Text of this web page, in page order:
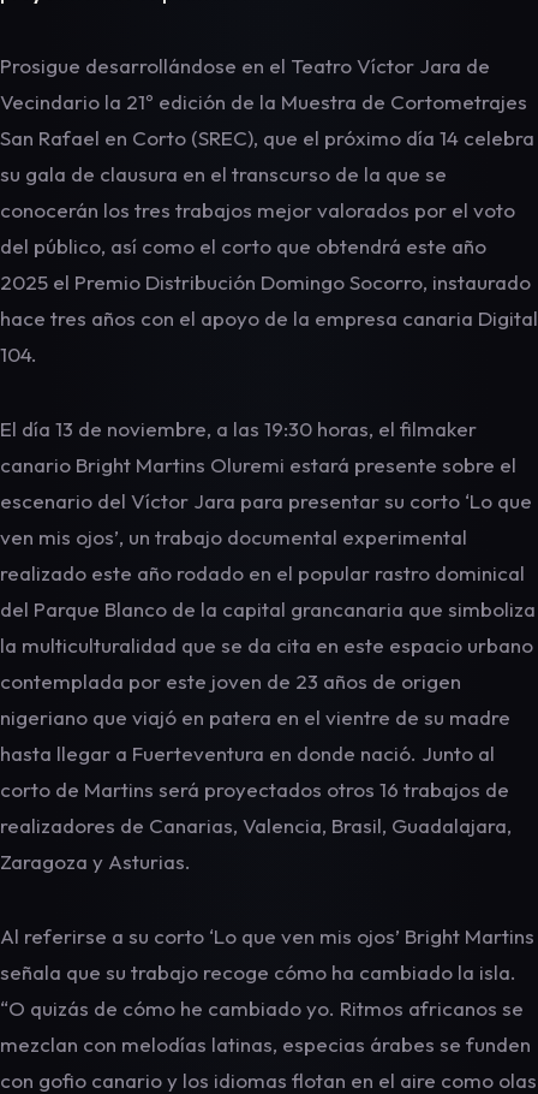
Prosigue desarrollándose en el Teatro Víctor Jara de
Vecindario la 21º edición de la Muestra de Cortometrajes
San Rafael en Corto (SREC), que el próximo día 14 celebra
su gala de clausura en el transcurso de la que se
conocerán los tres trabajos mejor valorados por el voto
del público, así como el corto que obtendrá este año
2025 el Premio Distribución Domingo Socorro, instaurado
hace tres años con el apoyo de la empresa canaria Digital
104.
El día 13 de noviembre, a las 19:30 horas, el filmaker
canario Bright Martins Oluremi estará presente sobre el
escenario del Víctor Jara para presentar su corto ‘Lo que
ven mis ojos’, un trabajo documental experimental
realizado este año rodado en el popular rastro dominical
del Parque Blanco de la capital grancanaria que simboliza
la multiculturalidad que se da cita en este espacio urbano
contemplada por este joven de 23 años de origen
nigeriano que viajó en patera en el vientre de su madre
hasta llegar a Fuerteventura en donde nació. Junto al
corto de Martins será proyectados otros 16 trabajos de
realizadores de Canarias, Valencia, Brasil, Guadalajara,
Zaragoza y Asturias.
Al referirse a su corto ‘Lo que ven mis ojos’ Bright Martins
señala que su trabajo recoge cómo ha cambiado la isla.
“O quizás de cómo he cambiado yo. Ritmos africanos se
mezclan con melodías latinas, especias árabes se funden
con gofio canario y los idiomas flotan en el aire como olas